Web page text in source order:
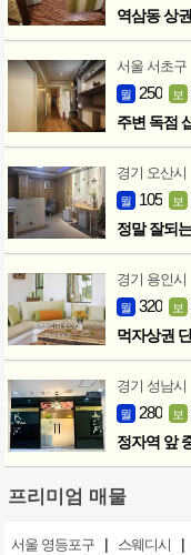
역삼동 상
서울 서초구
월 250 보
주변 독점
경기 오산시
월 105 보
정말 잘되
경기 용인시
월 320 보
먹자상권
경기 성남시
월 280 보
정자역 앞
프리미엄 매물
서울 영등포구 | 스웨디시 |